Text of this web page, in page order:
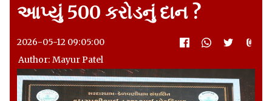
આપ્યું 500 કરોડનું દાન ?
2026-05-12 09:05:00
Author: Mayur Patel